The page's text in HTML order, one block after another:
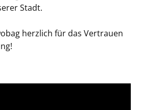
Stadt.
herzlich für das Vertrauen